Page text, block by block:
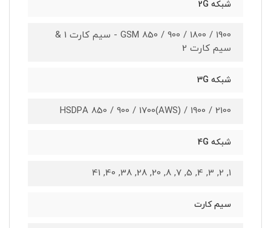
شبکه 2G
GSM 850 / 900 / 1800 / 1900 - سیم کارت 1 &
سیم کارت 2
شبکه 3G
HSDPA 850 / 900 / 1700(AWS) / 1900 / 2100
شبکه 4G
1, 2, 3, 4, 5, 7, 8, 20, 28, 38, 40, 41
سیم کارت